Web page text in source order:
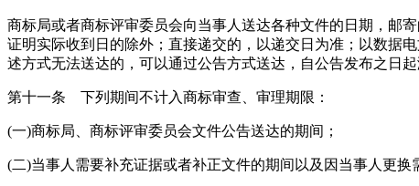
商标局或者商标评审委员会向当事人送达各种文件的日期，邮
证明实际收到日的除外；直接递交的，以递交日为准；以数据
述方式无法送达的，可以通过公告方式送达，自公告发布之日起
第十一条 下列期间不计入商标审查、审理期限：
(一)商标局、商标评审委员会文件公告送达的期间；
(二)当事人需要补充证据或者补正文件的期间以及因当事人更换